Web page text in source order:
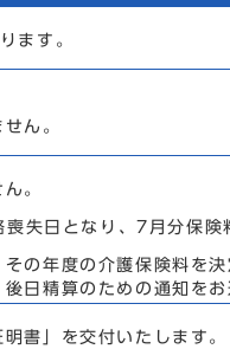
ます。
ん。
。
失日となり、7月分保険
の年度の介護保険料を
日精算のための通知を
書」を交付いたします。